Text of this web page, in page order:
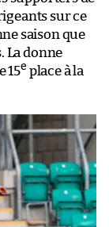
sur ce
saison que
La donne
15e place à la